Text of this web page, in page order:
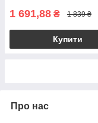
1 691,88 ₴ 1 839 ₴
Купити
Про нас